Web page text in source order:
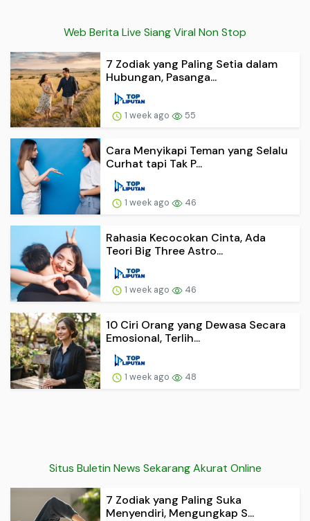
Web Berita Live Siang Viral Non Stop
7 Zodiak yang Paling Setia dalam
Hubungan, Pasanga...
1 week ago 55
Cara Menyikapi Teman yang Selalu
Curhat tapi Tak P...
1 week ago 46
Rahasia Kecocokan Cinta, Ada
Teori Big Three Astro...
1 week ago 46
10 Ciri Orang yang Dewasa Secara
Emosional, Terlih...
1 week ago 48
Situs Buletin News Sekarang Akurat Online
7 Zodiak yang Paling Suka
Menyendiri, Mengungkap S...